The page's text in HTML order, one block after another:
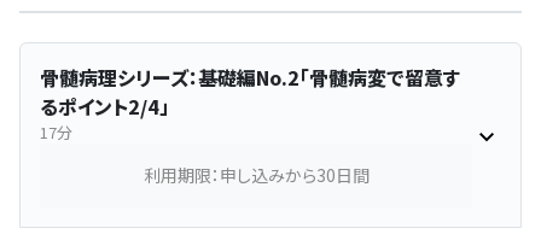
骨髄病理シリーズ：基礎編No.2「骨髄病変で留意す
るポイント2/4」
17分
利用期限：申し込みから30日間